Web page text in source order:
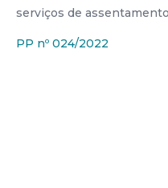
serviços de
PP nº 024/2022